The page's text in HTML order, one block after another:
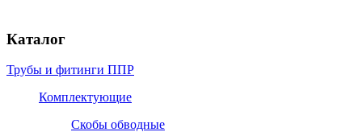
Каталог
Трубы и фитинги ППР
Комплектующие
Скобы обводные